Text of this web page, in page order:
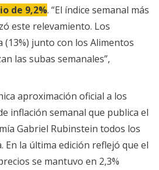
de 9,2%. “El índice semanal más
este relevamiento. Los
(13%) junto con los Alimentos
las subas semanales”,
aproximación oficial a los
inflación semanal que publica el
Gabriel Rubinstein todos los
En la última edición reflejó que el
se mantuvo en 2,3%